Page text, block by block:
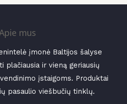
mus
įmonė Baltijos šalyse
plačiausia ir vieną geriausių
įstaigoms. Produktai
pasaulio viešbučių tinklų.